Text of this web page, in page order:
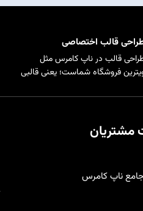
قالب اختصاصی
طراحی قالب در ناپ کامرس مثل
فروشگاه شماست؛ یعنی قالبی
شخصی‌سازی شده تا
راحت و لذت‌بخش را برای
کاربرانتان فراهم کند
مشتریان
ناپ کامرس